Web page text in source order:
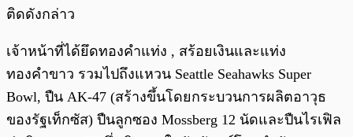
ติดดังกล่าว
เจ้าหน้าที่ได้ยึดทองคำแท่ง , สร้อยเงินและแท่ง
ทองคำขาว รวมไปถึงแหวน Seattle Seahawks Super
Bowl, ปืน AK-47 (สร้างขึ้นโดยกระบวนการผลิตอาวุธ
ของรัฐเท็กซัส) ปืนลูกซอง Mossberg 12 นัดและปืนไรเฟิล